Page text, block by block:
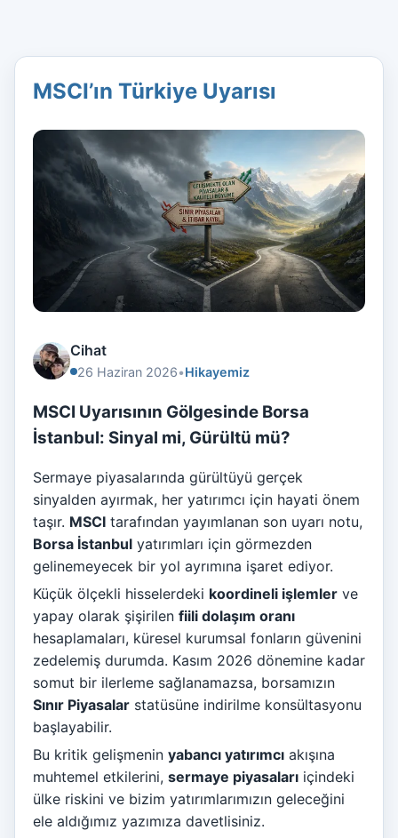
MSCI’ın Türkiye Uyarısı
Cihat
26 Haziran 2026•Hikayemiz
MSCI Uyarısının Gölgesinde Borsa
İstanbul: Sinyal mi, Gürültü mü?
Sermaye piyasalarında gürültüyü gerçek
sinyalden ayırmak, her yatırımcı için hayati önem
taşır. MSCI tarafından yayımlanan son uyarı notu,
Borsa İstanbul yatırımları için görmezden
gelinemeyecek bir yol ayrımına işaret ediyor.
Küçük ölçekli hisselerdeki koordineli işlemler ve
yapay olarak şişirilen fiili dolaşım oranı
hesaplamaları, küresel kurumsal fonların güvenini
zedelemiş durumda. Kasım 2026 dönemine kadar
somut bir ilerleme sağlanamazsa, borsamızın
Sınır Piyasalar statüsüne indirilme konsültasyonu
başlayabilir.
Bu kritik gelişmenin yabancı yatırımcı akışına
muhtemel etkilerini, sermaye piyasaları içindeki
ülke riskini ve bizim yatırımlarımızın geleceğini
ele aldığımız yazımıza davetlisiniz.